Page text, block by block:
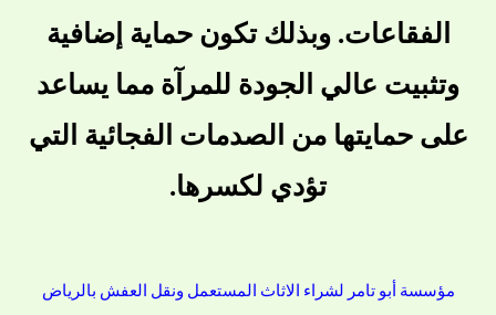
الفقاعات. وبذلك تكون حماية إضافية
وتثبيت عالي الجودة للمرآة مما يساعد
على حمايتها من الصدمات الفجائية التي
تؤدي لكسرها.
مؤسسة أبو تامر لشراء الاثاث المستعمل ونقل العفش بالرياض